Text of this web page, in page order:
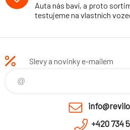
Auta nás baví, a proto
testujeme na vlastních
Slevy a novinky e-mailem
+420 734